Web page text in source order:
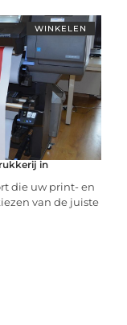
WINKELEN
in
die uw print- en
van de juiste